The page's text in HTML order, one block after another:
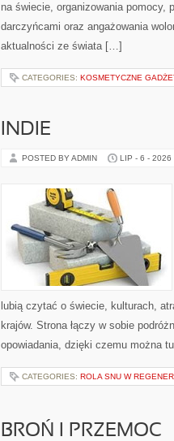
na świecie, organizowania pomocy,
darczyńcami oraz angażowania
aktualności ze świata […]
CATEGORIES: KOSMETYCZNE
INDIE
POSTED BY ADMIN LIP - 6 - 2026
lubią czytać o świecie, kulturach,
krajów. Strona łączy w sobie
opowiadania, dzięki czemu można
CATEGORIES: ROLA SNU W
BROŃ I PRZEMOC